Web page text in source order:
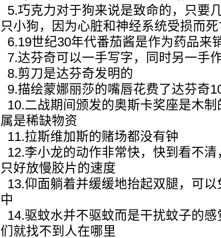
5.巧克力对于狗来说是致命的，只要
只小狗，因为心脏和神经系统受损而
6.19世纪30年代番茄酱是作为药品来
7.达芬奇可以一手写字，同时另一手
8.剪刀是达芬奇发明的
9.描绘蒙娜丽莎的嘴唇花费了达芬奇
10.二战期间颁发的奥斯卡奖座是木
属是稀缺物资
11.拉斯维加斯的赌场都没有钟
12.李小龙的动作非常快，快到看不
只好放慢胶片的速度
13.仰面躺着并缓缓地抬起双腿，可
中
14.驱蚊水并不驱蚊而是干扰蚊子的
们就找不到人在哪里